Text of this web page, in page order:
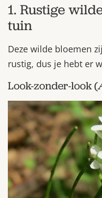
1. Rustige
tuin
Deze wilde bloemen
rustig, dus je hebt er
Look-zonder-look (